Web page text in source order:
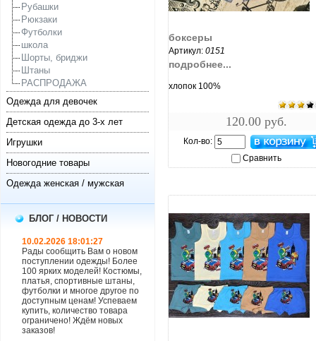
Рубашки
Рюкзаки
Футболки
школа
Шорты, бриджи
Штаны
РАСПРОДАЖА
Одежда для девочек
Детская одежда до 3-х лет
Игрушки
Новогодние товары
Одежда женская / мужская
БЛОГ / НОВОСТИ
10.02.2026 18:01:27
Рады сообщить Вам о новом
поступлении одежды! Более
100 ярких моделей! Костюмы,
платья, спортивные штаны,
футболки и многое другое по
доступным ценам! Успеваем
купить, количество товара
ограничено! Ждём новых
заказов!
боксеры
Артикул: 0151
подробнее...
хлопок 100%
120.00 руб.
Кол-во:
Сравнить